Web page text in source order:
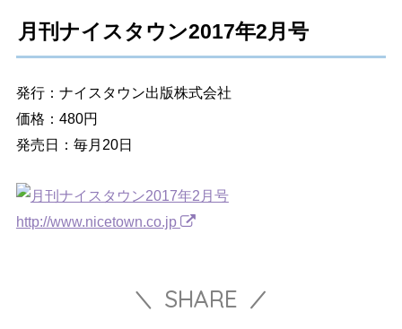
月刊ナイスタウン2017年2月号
発行：ナイスタウン出版株式会社
価格：480円
発売日：毎月20日
http://www.nicetown.co.jp
SHARE